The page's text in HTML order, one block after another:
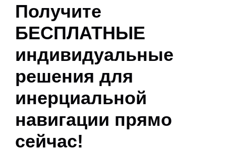
Получите
БЕСПЛАТНЫЕ
индивидуальные
решения для
инерциальной
навигации прямо
сейчас!